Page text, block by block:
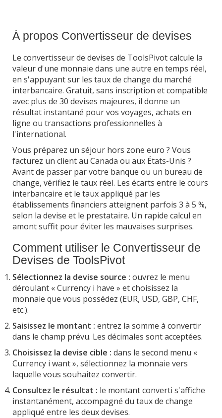
À propos Convertisseur de devises
Le convertisseur de devises de ToolsPivot calcule la
valeur d'une monnaie dans une autre en temps réel,
en s'appuyant sur les taux de change du marché
interbancaire. Gratuit, sans inscription et compatible
avec plus de 30 devises majeures, il donne un
résultat instantané pour vos voyages, achats en
ligne ou transactions professionnelles à
l'international.
Vous préparez un séjour hors zone euro ? Vous
facturez un client au Canada ou aux États-Unis ?
Avant de passer par votre banque ou un bureau de
change, vérifiez le taux réel. Les écarts entre le cours
interbancaire et le taux appliqué par les
établissements financiers atteignent parfois 3 à 5 %,
selon la devise et le prestataire. Un rapide calcul en
amont suffit pour éviter les mauvaises surprises.
Comment utiliser le Convertisseur de
Devises de ToolsPivot
Sélectionnez la devise source : ouvrez le menu
déroulant « Currency i have » et choisissez la
monnaie que vous possédez (EUR, USD, GBP, CHF,
etc.).
Saisissez le montant : entrez la somme à convertir
dans le champ prévu. Les décimales sont acceptées.
Choisissez la devise cible : dans le second menu «
Currency i want », sélectionnez la monnaie vers
laquelle vous souhaitez convertir.
Consultez le résultat : le montant converti s'affiche
instantanément, accompagné du taux de change
appliqué entre les deux devises.